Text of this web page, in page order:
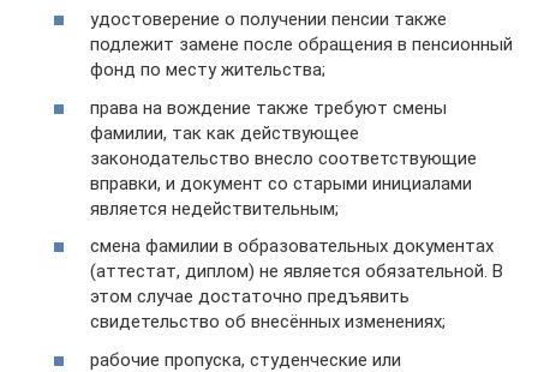
удостоверение о получении пенсии также
подлежит замене после обращения в пенсионный
фонд по месту жительства;
права на вождение также требуют смены
фамилии, так как действующее
законодательство внесло соответствующие
вправки, и документ со старыми инициалами
является недействительным;
смена фамилии в образовательных документах
(аттестат, диплом) не является обязательной. В
этом случае достаточно предъявить
свидетельство об внесённых изменениях;
рабочие пропуска, студенческие или